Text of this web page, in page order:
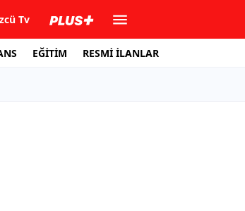
Tv
EĞİTİM RESMİ İLANLAR